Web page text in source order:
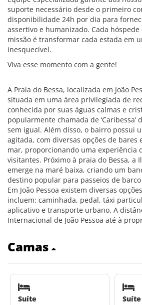
suporte necessário desde o primeiro
disponibilidade 24h por dia para
assertivo e humanizado. Cada hóspede
missão é transformar cada estada em
inesquecível.
Viva esse momento com a gente!
A Praia do Bessa, localizada em João
situada em uma área privilegiada de
conhecida por suas águas calmas e
popularmente chamada de ‘Caribessa’
sem igual. Além disso, o bairro possui
agitada, com diversas opções de bares
mar, proporcionando uma experiência
visitantes. Próximo à praia do Bessa, a
emerge na maré baixa, criando um
destino popular para passeios de
Em João Pessoa existem diversas
incluem: caminhada, pedal, táxi
aplicativo e transporte urbano. A
Internacional de João Pessoa até à
Camas
Suíte Suíte